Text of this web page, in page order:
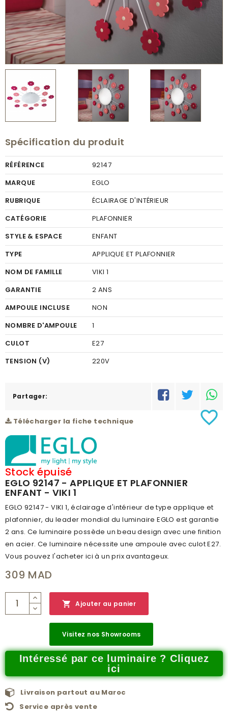
Spécification du produit
RÉFÉRENCE
92147
MARQUE
EGLO
RUBRIQUE
ÉCLAIRAGE D'INTÉRIEUR
CATÉGORIE
PLAFONNIER
STYLE & ESPACE
ENFANT
TYPE
APPLIQUE ET PLAFONNIER
NOM DE FAMILLE
VIKI 1
GARANTIE
2 ANS
AMPOULE INCLUSE
NON
NOMBRE D'AMPOULE
1
CULOT
E27
TENSION (V)
220V
FINITION
COULEUR DU MATÉRIEL
ROSE
PUISSANCE (W)
EXTENSION
80
INDICE DE PROTECTION IP20
CLASSE DE PROTECTION1
BRANCHEMENT
POIDS (KG)
1.303
CODE À BARRE
RÉSEAU
C
CATALOGUE
Partager:
Télécharger la fiche technique
Stock épuisé
EGLO 92147 - APPLIQUE ET PLAFONNIER
ENFANT - VIKI 1
EGLO 92147 - VIKI 1, éclairage d'intérieur de type applique et
plafonnier, du leader mondial du luminaire EGLO est garantie
2 ans. Ce luminaire possède un beau design avec une finition
en acier. Ce luminaire nécessite une ampoule avec culot E27.
Vous pouvez l'acheter ici à un prix avantageux.
favorite_border
309 MAD
 Ajouter au panier
Visitez nos Showrooms
Intéressé par ce luminaire ? Cliquez
ici
Livraison partout au Maroc
Service après vente